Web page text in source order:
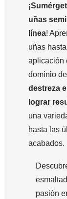
¡
uñas
línea!
uñas
aplicación
dominio
destreza
lograr
una
hasta las
acabados.
pasión